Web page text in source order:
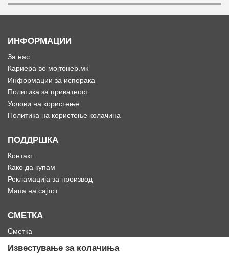
Известување за колачиња
ИНФОРМАЦИИ
За нас
Кариера во мојтонер.мк
Информации за испорака
Политика за приватност
Услови на користење
Политика на користење колачина
ПОДДРШКА
Контакт
Како да купам
Рекламација за производ
Мапа на сајтот
СМЕТКА
Сметка